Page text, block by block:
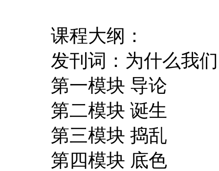
课程大纲：
发刊词：为什么我
第一模块 导论
第二模块 诞生
第三模块 捣乱
第四模块 底色